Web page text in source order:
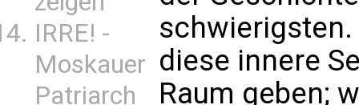
IRRE! -
Moskauer
Patriarch
diese innere
Raum geben;